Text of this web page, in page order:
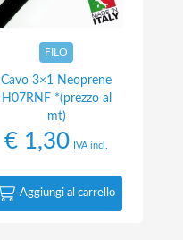
FILO
Cavo 3×1 Neoprene
H07RNF *(prezzo al
mt)
€ 1,30 IVA incl.
Aggiungi al carrello